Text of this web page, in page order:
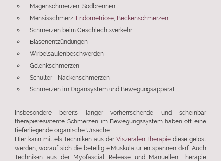
Magenschmerzen, Sodbrennen
Mensisschmerz, Endometriose Beckenschmerzen
Schmerzen beim Geschlechtsverkehr
Blasenentzündungen
Wirbelsäulenbeschwerden
Gelenkschmerzen
Schulter - Nackenschmerzen
Schmerzen im Organsystem und Bewegungsapparat
Insbesondere bereits länger vorherrschende und scheinbar
therapieresistente Schmerzen im Bewegungssystem haben oft eine
tieferliegende organische Ursache.
Hier kann mittels Techniken aus der Viszeralen Therapie diese gelöst
werden, worauf sich die beteiligte Muskulatur entspannen darf. Auch
Techniken aus der Myofascial Release und Manuellen Therapie